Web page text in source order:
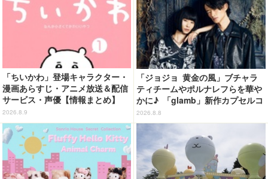
「ちいかわ」登場キャラクター・
漫画あらすじ・アニメ放送＆配信
サービス・声優【情報まとめ】
2026.8.9
「ジョジョ 黄金の風」ブチャラ
ティチームやポルナレフらを華や
かに♪ 「glamb」新作カプセルコ
レクション登場
2026.8.8